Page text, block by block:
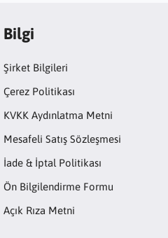
Bilgi
Şirket Bilgileri
Çerez Politikası
KVKK Aydınlatma Metni
Mesafeli Satış Sözleşmesi
İade & İptal Politikası
Ön Bilgilendirme Formu
Açık Rıza Metni